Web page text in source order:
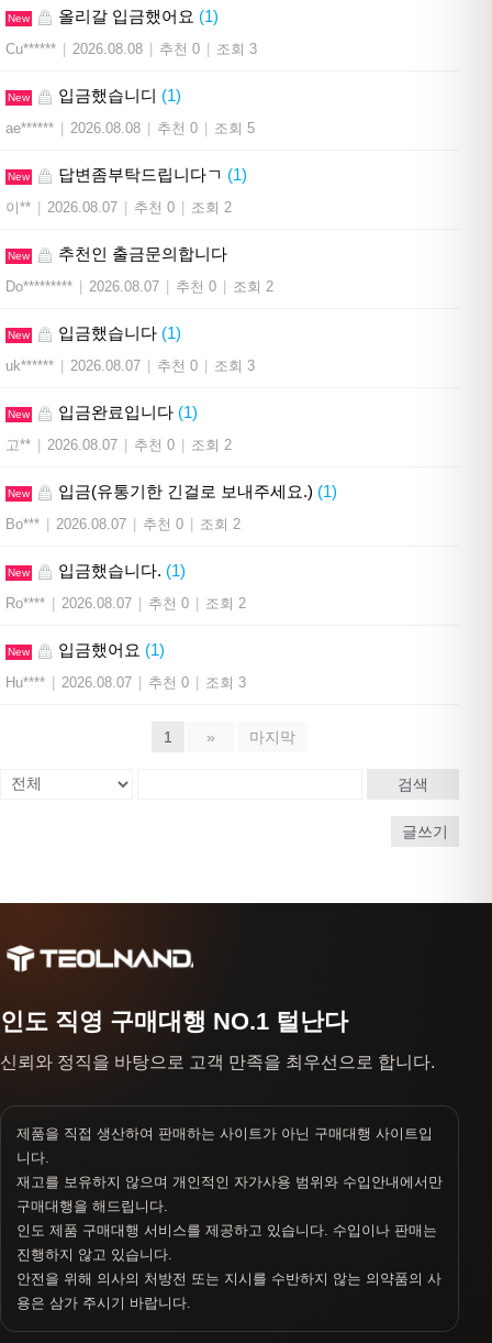
New 올리갈 입금했어요 (1)
Cu****** 2026.08.08 추천 0 조회 3
New 입금했습니디 (1)
ae****** 2026.08.08 추천 0 조회 5
New 답변좀부탁드립니다ㄱ (1)
이** 2026.08.07 추천 0 조회 2
New 추천인 출금문의합니다
Do********* 2026.08.07 추천 0 조회 2
New 입금했습니다 (1)
uk****** 2026.08.07 추천 0 조회 3
New 입금완료입니다 (1)
고** 2026.08.07 추천 0 조회 2
New 입금(유통기한 긴걸로 보내주세요.) (1)
Bo*** 2026.08.07 추천 0 조회 2
New 입금했습니다. (1)
Ro**** 2026.08.07 추천 0 조회 2
New 입금했어요 (1)
Hu**** 2026.08.07 추천 0 조회 3
1 » 마지막
검색
글쓰기
인도 직영 구매대행 NO.1 털난다
신뢰와 정직을 바탕으로 고객 만족을 최우선으로 합니다.
제품을 직접 생산하여 판매하는 사이트가 아닌 구매대행 사이트입
니다.
재고를 보유하지 않으며 개인적인 자가사용 범위와 수입안내에서만
구매대행을 해드립니다.
인도 제품 구매대행 서비스를 제공하고 있습니다. 수입이나 판매는
진행하지 않고 있습니다.
안전을 위해 의사의 처방전 또는 지시를 수반하지 않는 의약품의 사
용은 삼가 주시기 바랍니다.